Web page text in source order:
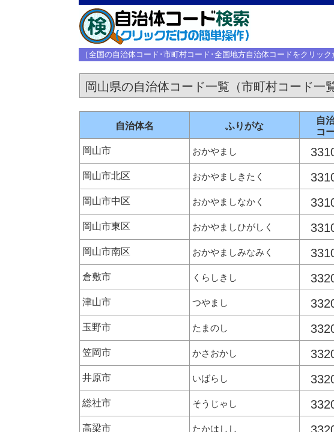
［全国の自治体コード･市町村コード･全国地方自治体コードをクリッ
岡山県の自治体コード一覧（市町村コード一
自治体名 ふりがな
自
コ
岡山市 おかやまし
岡山市北区 おかやましきたく
岡山市中区 おかやましなかく
岡山市東区 おかやましひがしく
岡山市南区 おかやましみなみく
倉敷市 くらしきし
津山市 つやまし
玉野市 たまのし
笠岡市 かさおかし
井原市 いばらし
総社市 そうじゃし
高梁市 たかはしし